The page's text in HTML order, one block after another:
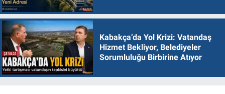
Kabakça’da Yol Krizi: Vatandaş
Hizmet Bekliyor, Belediyeler
Sorumluluğu Birbirine Atıyor